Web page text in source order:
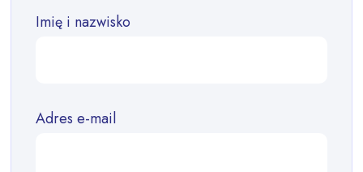
Imię i nazwisko
Adres e-mail